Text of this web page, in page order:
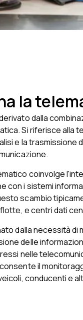
la
dalla
Si riferisce alla
e la trasmissione
coinvolge
con i sistemi
scambio
e centri dati
dalla necessità di
delle
nelle
il
conducenti e